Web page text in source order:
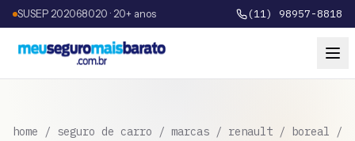
SUSEP 202068020 · 20+ anos (11) 98957-8818
home / seguro de carro / marcas / renault / boreal /